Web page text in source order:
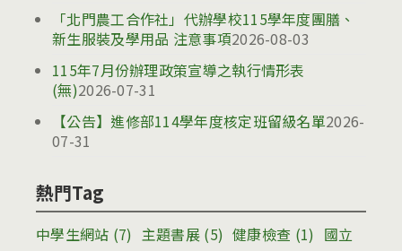
「北門農工合作社」代辦學校115學年度團膳、
新生服裝及學用品 注意事項2026-08-03
115年7月份辦理政策宣導之執行情形表
(無)2026-07-31
【公告】進修部114學年度核定班留級名單2026-
07-31
熱門Tag
中學生網站 (7) 主題書展(5) 健康檢查 (1) 國立